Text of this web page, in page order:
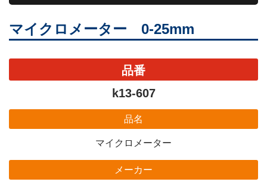
マイクロメーター 0-25mm
品番
k13-607
品名
マイクロメーター
メーカー